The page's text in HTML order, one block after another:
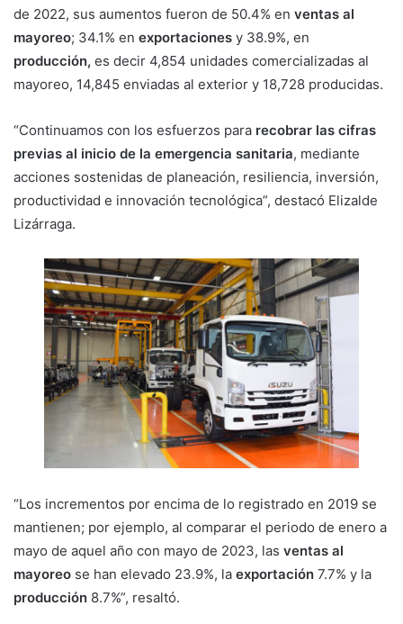
de 2022, sus aumentos fueron de 50.4% en ventas al
mayoreo; 34.1% en exportaciones y 38.9%, en
producción, es decir 4,854 unidades comercializadas al
mayoreo, 14,845 enviadas al exterior y 18,728 producidas.
“Continuamos con los esfuerzos para recobrar las cifras
previas al inicio de la emergencia sanitaria, mediante
acciones sostenidas de planeación, resiliencia, inversión,
productividad e innovación tecnológica”, destacó Elizalde
Lizárraga.
“Los incrementos por encima de lo registrado en 2019 se
mantienen; por ejemplo, al comparar el periodo de enero a
mayo de aquel año con mayo de 2023, las ventas al
mayoreo se han elevado 23.9%, la exportación 7.7% y la
producción 8.7%”, resaltó.